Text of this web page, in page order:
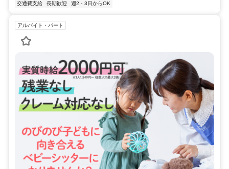
交通費支給
長期歓迎 週2・3日からOK
アルバイト・パート